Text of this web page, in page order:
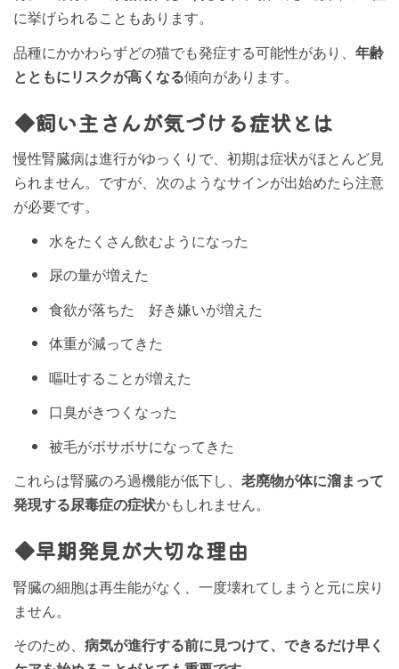
に挙げられることもあります。
品種にかかわらずどの猫でも発症する可能性があり、 年齢
とともにリスクが高くなる傾向があります。
◆飼い主さんが気づける症状とは
慢性腎臓病は進行がゆっくりで、初期は症状がほとんど見
られません。ですが、次のようなサインが出始めたら注意
が必要です。
水をたくさん飲むようになった
尿の量が増えた
食欲が落ちた 好き嫌いが増えた
体重が減ってきた
嘔吐することが増えた
口臭がきつくなった
被毛がボサボサになってきた
これらは腎臓のろ過機能が低下し、 老廃物が体に溜まって
発現する尿毒症の症状かもしれません。
◆早期発見が大切な理由
腎臓の細胞は再生能がなく、一度壊れてしまうと元に戻り
ません。
そのため、 病気が進行する前に見つけて、できるだけ早く